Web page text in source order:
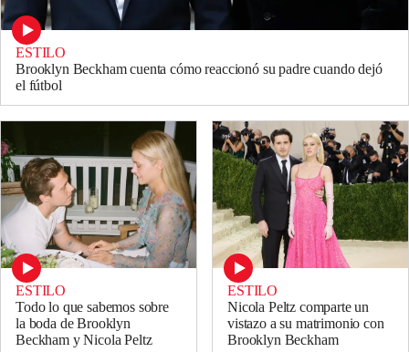
ESTILO
Brooklyn Beckham cuenta cómo reaccionó su padre cuando dejó
el fútbol
ESTILO
Todo lo que sabemos sobre
la boda de Brooklyn
Beckham y Nicola Peltz
ESTILO
Nicola Peltz comparte un
vistazo a su matrimonio con
Brooklyn Beckham